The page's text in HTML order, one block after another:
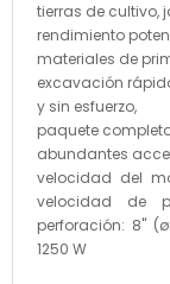
tierras de cultivo,
rendimiento
materiales de
excavación
y sin esfuerzo,
paquete
abundantes
velocidad del
velocidad de
perforación: 8"
1250 W